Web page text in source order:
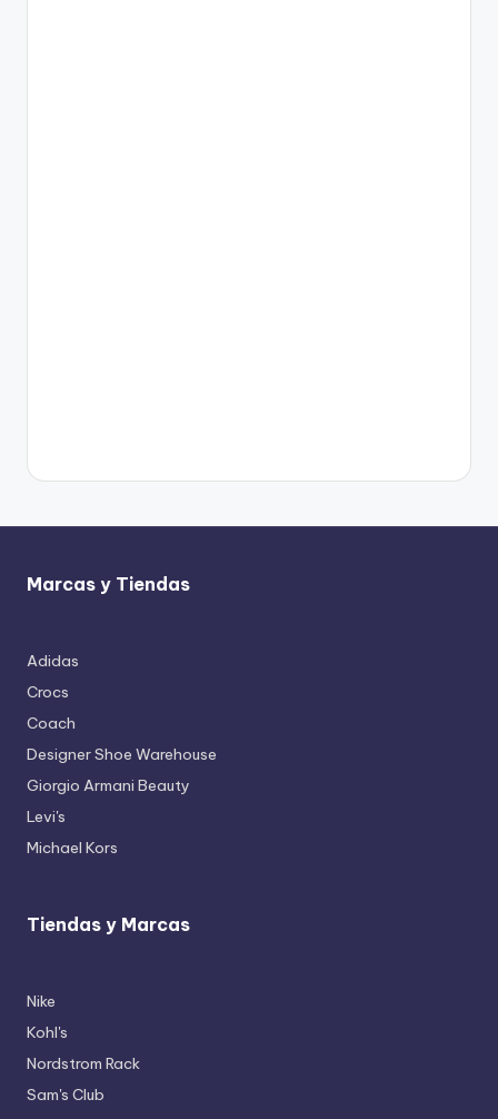
Marcas y Tiendas
Adidas
Crocs
Coach
Designer Shoe Warehouse
Giorgio Armani Beauty
Levi's
Michael Kors
Tiendas y Marcas
Nike
Kohl's
Nordstrom Rack
Sam's Club